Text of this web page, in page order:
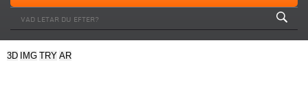
3D IMG TRY AR